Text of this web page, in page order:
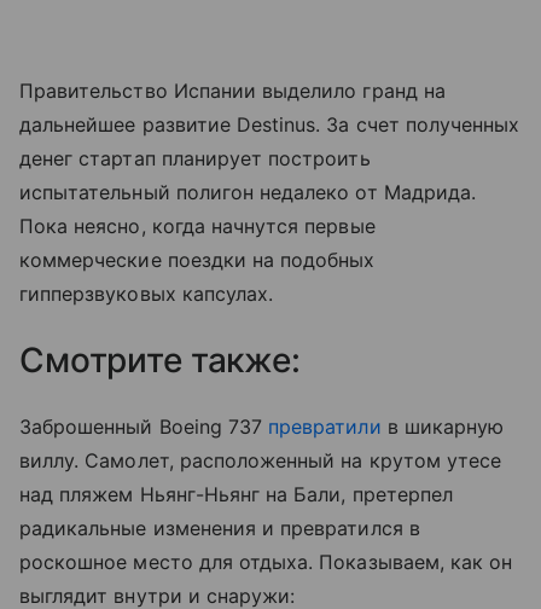
Правительство Испании выделило гранд на
дальнейшее развитие Destinus. За счет полученных
денег стартап планирует построить
испытательный полигон недалеко от Мадрида.
Пока неясно, когда начнутся первые
коммерческие поездки на подобных
гипперзвуковых капсулах.
Смотрите также:
Заброшенный Boeing 737 превратили в шикарную
виллу. Самолет, расположенный на крутом утесе
над пляжем Ньянг-Ньянг на Бали, претерпел
радикальные изменения и превратился в
роскошное место для отдыха. Показываем, как он
выглядит внутри и снаружи: